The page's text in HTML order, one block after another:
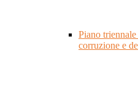
Piano
corruzione e